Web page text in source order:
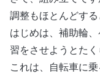
調整もほとんどする
はじめは、補助輪
習をさせようとたく
これは、自転車に